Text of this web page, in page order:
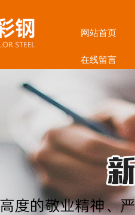
网站首页
在线留言